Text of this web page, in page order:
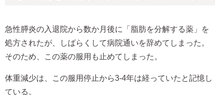
急性膵炎の入退院から数か月後に「脂肪を分解する薬」を
処方されたが、しばらくして病院通いを辞めてしまった。
そのため、この薬の服用も止めてしまった。
体重減少は、この服用停止から3-4年は経っていたと記憶し
ている。